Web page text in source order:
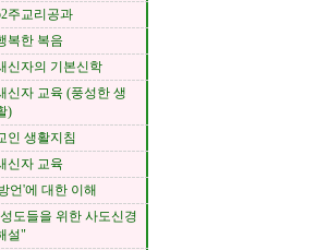
주교리공과
복한 복음
신자의 기본신학
신자 교육 (풍성한 생
)
인 생활지침
신자 교육
언'에 대한 이해
도들을 위한 사도신경
설"